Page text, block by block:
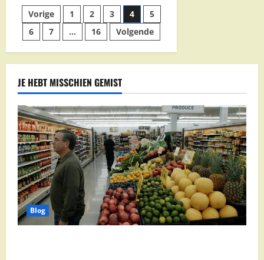
volgende
week:
ontdek
nieuwste
en
bespaar
Berichten
paginering
Vorige 1 2 3 4
5
6
7 … 16 Volgende
JE HEBT MISSCHIEN GEMIST
Blog